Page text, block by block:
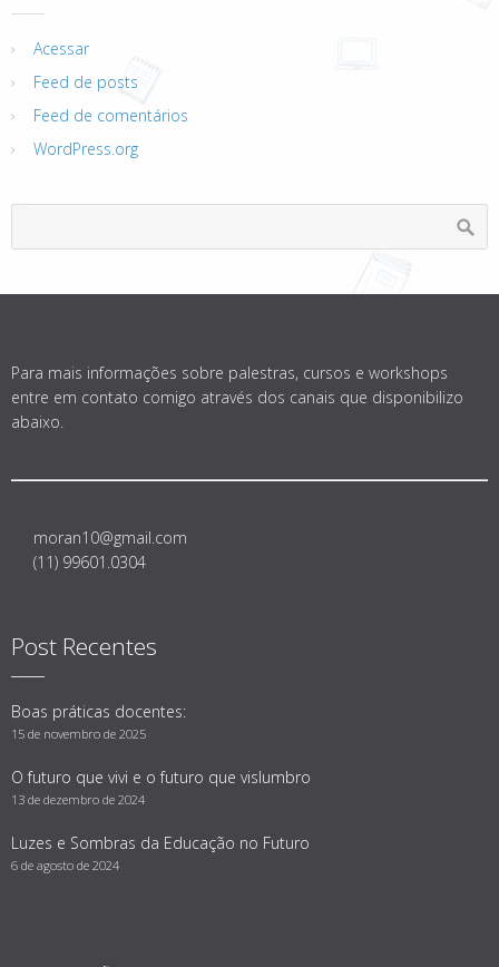
Acessar
Feed de posts
Feed de comentários
WordPress.org
Para mais informações sobre palestras, cursos e workshops
entre em contato comigo através dos canais que disponibilizo
abaixo.
moran10@gmail.com
(11) 99601.0304
Post Recentes
Boas práticas docentes:
15 de novembro de 2025
O futuro que vivi e o futuro que vislumbro
13 de dezembro de 2024
Luzes e Sombras da Educação no Futuro
6 de agosto de 2024